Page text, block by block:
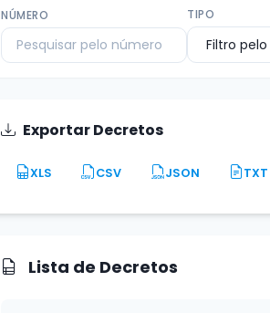
NÚMERO TIPO
Exportar Decretos
XLS CSV JSON TXT
Lista de Decretos